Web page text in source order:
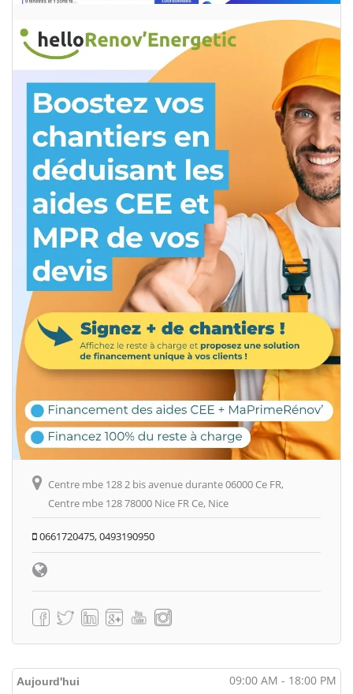
Centre mbe 128 2 bis avenue durante 06000 Ce FR,
Centre mbe 128 78000 Nice FR Ce, Nice
0661720475, 0493190950
Aujourd'hui 09:00 AM - 18:00 PM